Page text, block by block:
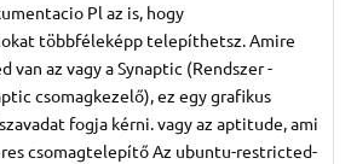
Pl az is, hogy
többféleképp telepíthetsz. Amire
van az vagy a Synaptic (Rendszer -
csomagkezelő), ez egy grafikus
fogja kérni. vagy az aptitude, ami
csomagtelepítő Az ubuntu-restricted-